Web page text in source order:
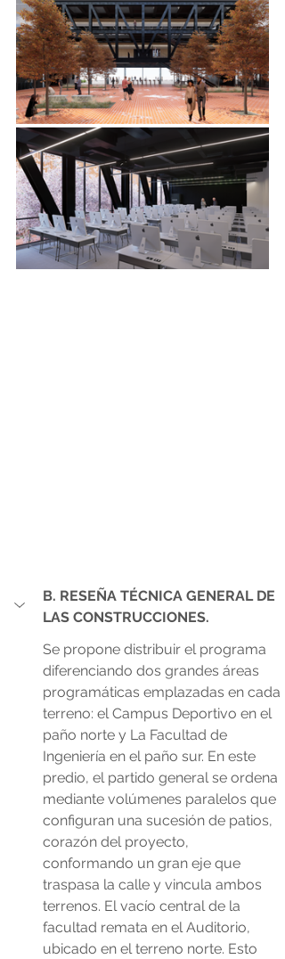
B. RESEÑA TÉCNICA GENERAL DE
LAS CONSTRUCCIONES.
Se propone distribuir el programa
diferenciando dos grandes áreas
programáticas emplazadas en cada
terreno: el Campus Deportivo en el
paño norte y La Facultad de
Ingeniería en el paño sur. En este
predio, el partido general se ordena
mediante volúmenes paralelos que
configuran una sucesión de patios,
corazón del proyecto,
conformando un gran eje que
traspasa la calle y vincula ambos
terrenos. El vacío central de la
facultad remata en el Auditorio,
ubicado en el terreno norte. Esto